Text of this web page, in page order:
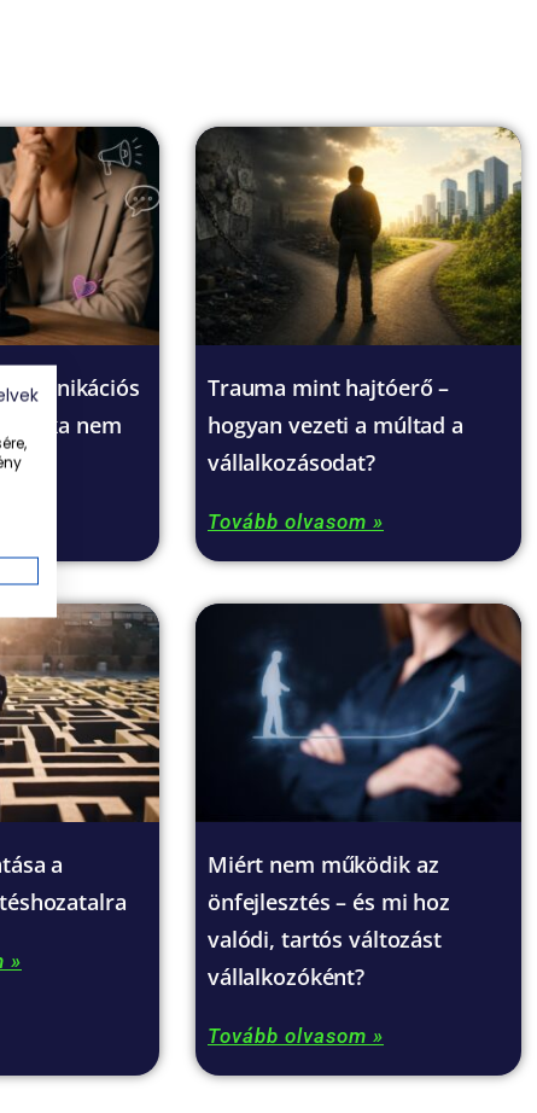
nem
Trauma mint hajtóerő –
hogyan vezeti a múltad a
vállalkozásodat?
Tovább olvasom »
a
»
Miért nem működik az
önfejlesztés – és mi hoz
valódi, tartós változást
vállalkozóként?
Tovább olvasom »